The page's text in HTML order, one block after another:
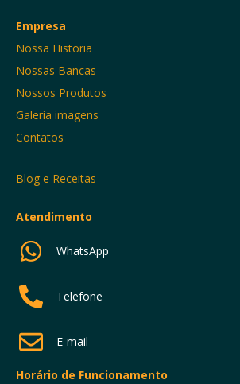
Empresa
Nossa Historia
Nossas Bancas
Nossos Produtos
Galeria imagens
Contatos
Blog e Receitas
Atendimento
WhatsApp
Telefone
E-mail
Horário de Funcionamento